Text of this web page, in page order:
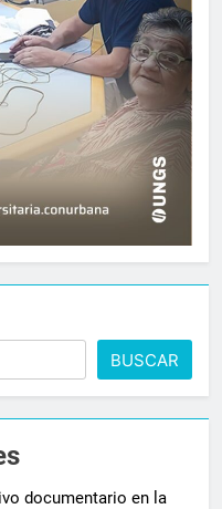
BUSCAR
documentario en la